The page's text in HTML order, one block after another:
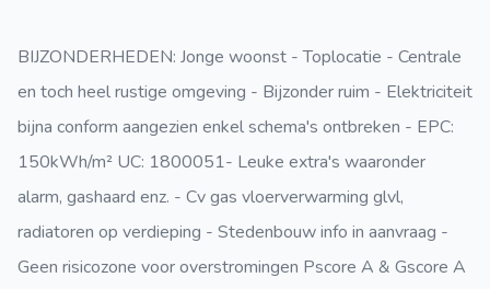
BIJZONDERHEDEN: Jonge woonst - Toplocatie - Centrale
en toch heel rustige omgeving - Bijzonder ruim - Elektriciteit
bijna conform aangezien enkel schema's ontbreken - EPC:
150kWh/m² UC: 1800051- Leuke extra's waaronder
alarm, gashaard enz. - Cv gas vloerverwarming glvl,
radiatoren op verdieping - Stedenbouw info in aanvraag -
Geen risicozone voor overstromingen Pscore A & Gscore A